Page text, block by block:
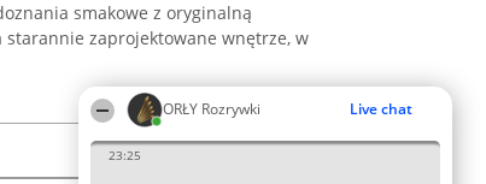
ORŁY Rozrywki Live chat
23:25
smakowe z oryginalną
zaprojektowane wnętrze, w